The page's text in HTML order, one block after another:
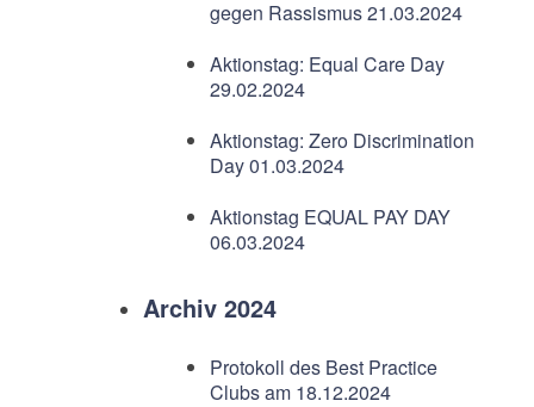
gegen Rassismus 21.03.2024
Aktionstag: Equal Care Day
29.02.2024
Aktionstag: Zero Discrimination
Day 01.03.2024
Aktionstag EQUAL PAY DAY
06.03.2024
Archiv 2024
Protokoll des Best Practice
Clubs am 18.12.2024